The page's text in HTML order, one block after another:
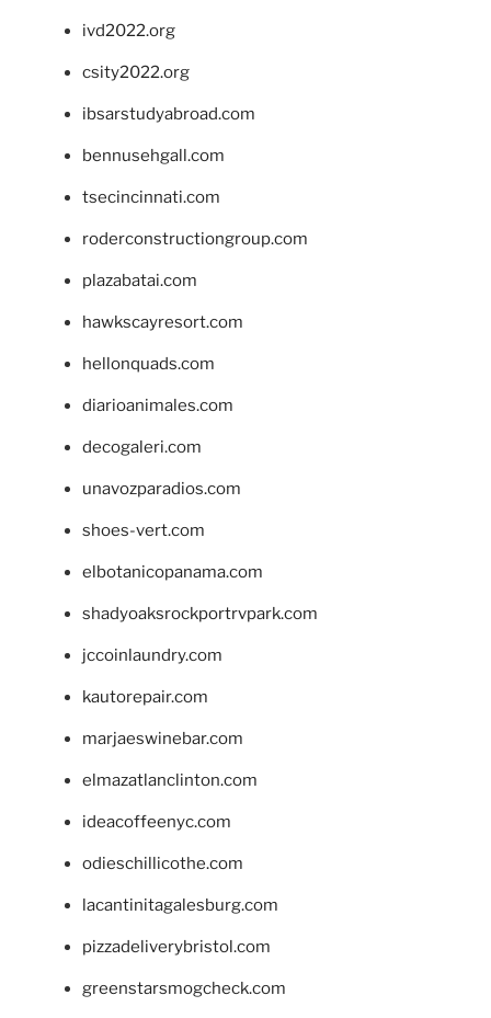
ivd2022.org
csity2022.org
ibsarstudyabroad.com
bennusehgall.com
tsecincinnati.com
roderconstructiongroup.com
plazabatai.com
hawkscayresort.com
hellonquads.com
diarioanimales.com
decogaleri.com
unavozparadios.com
shoes-vert.com
elbotanicopanama.com
shadyoaksrockportrvpark.com
jccoinlaundry.com
kautorepair.com
marjaeswinebar.com
elmazatlanclinton.com
ideacoffeenyc.com
odieschillicothe.com
lacantinitagalesburg.com
pizzadeliverybristol.com
greenstarsmogcheck.com